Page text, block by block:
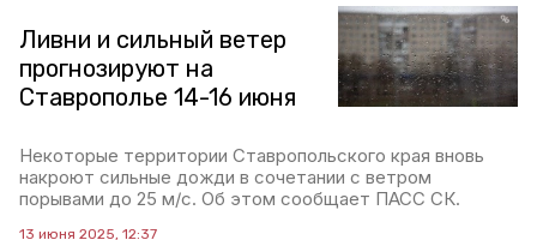
Ливни и сильный ветер
прогнозируют на
Ставрополье 14-16 июня
Некоторые территории Ставропольского края вновь
накроют сильные дожди в сочетании с ветром
порывами до 25 м/с. Об этом сообщает ПАСС СК.
13 июня 2025, 12:37